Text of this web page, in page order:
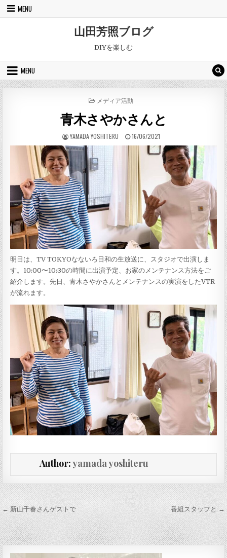
Skip to content
MENU
山田芳照ブログ
DIYを楽しむ
MENU
POSTED IN
メディア活動
青木さやかさんと
AUTHOR:
YAMADA YOSHITERU PUBLISHED DATE:
16/06/2021
明日は、TV TOKYOなないろ日和の生放送に、スタジオで出演しま
す。10:00〜10:30の時間に出演予定、お家のメンテナンス方法をご
紹介します。先日、青木さやかさんとメンテナンスの実演をしたVTR
が流れます。
Author:yamada yoshiteru
投稿ナビゲーション
← 新山千春さんゲストで 番組スタッフと →